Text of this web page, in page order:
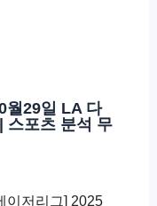
월29일 LA 다
스포츠 분석 무
이저리그] 2025